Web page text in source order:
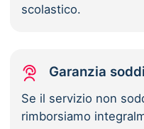
scolastico.
Garanzia
Se il servizio non
rimborsiamo